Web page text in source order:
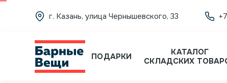
г. Казань, улица Чернышевского, 33
ПОДАРКИ
КАТАЛОГ
СКЛАДСКИХ